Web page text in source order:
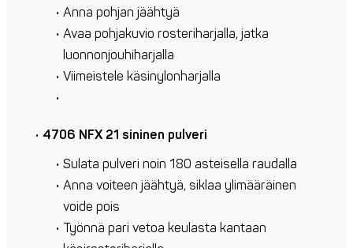
Anna pohjan jäähtyä
Avaa pohjakuvio rosteriharjalla, jatka
luonnonjouhiharjalla
Viimeistele käsinylonharjalla
4706 NFX 21 sininen pulveri
Sulata pulveri noin 180 asteisella raudalla
Anna voiteen jäähtyä, siklaa ylimääräinen
voide pois
Työnnä pari vetoa keulasta kantaan